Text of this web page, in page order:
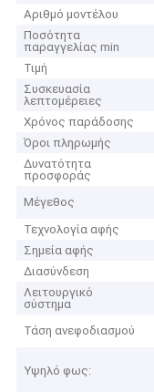
Αριθμό μοντέλου
Ποσότητα
παραγγελίας min
Τιμή
Συσκευασία
λεπτομέρειες
Χρόνος παράδοσης
Όροι πληρωμής
Δυνατότητα
προσφοράς
Μέγεθος
Τεχνολογία αφής
Σημεία αφής
Διασύνδεση
Λειτουργικό
σύστημα
Τάση ανεφοδιασμού
Υψηλό φως: